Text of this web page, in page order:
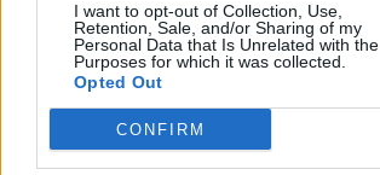
I want to opt-out of Collection, Use,
Retention, Sale, and/or Sharing of my
Personal Data that Is Unrelated with the
Purposes for which it was collected.
Opted Out
CONFIRM